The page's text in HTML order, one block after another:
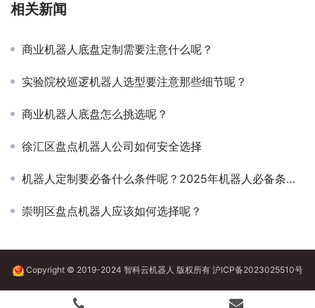
相关新闻
商业机器人底盘定制需要注意什么呢？
实验院校巡逻机器人选型要注意那些细节呢？
商业机器人底盘怎么挑选呢？
徐汇区盘点机器人公司如何安全选择
机器人定制要必备什么条件呢？2025年机器人必备条件以及用户分享
崇明区盘点机器人应该如何选择呢？
Copyright © 2019-2024 智科云机器人 版权所有 沪ICP备2023025510号